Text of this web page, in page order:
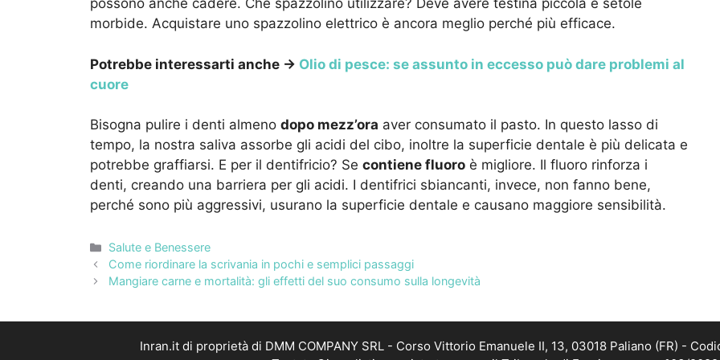
possono anche cadere. Che spazzolino utilizzare? Deve avere testina piccola e setole
morbide. Acquistare uno spazzolino elettrico è ancora meglio perché più efficace.
Potrebbe interessarti anche → Olio di pesce: se assunto in eccesso può dare problemi al
cuore
Bisogna pulire i denti almeno dopo mezz’ora aver consumato il pasto. In questo lasso di
tempo, la nostra saliva assorbe gli acidi del cibo, inoltre la superficie dentale è più delicata e
potrebbe graffiarsi. E per il dentifricio? Se contiene fluoro è migliore. Il fluoro rinforza i
denti, creando una barriera per gli acidi. I dentifrici sbiancanti, invece, non fanno bene,
perché sono più aggressivi, usurano la superficie dentale e causano maggiore sensibilità.
Categorie
Salute e Benessere
Come riordinare la scrivania in pochi e semplici passaggi
Mangiare carne e mortalità: gli effetti del suo consumo sulla longevità
Inran.it di proprietà di DMM COMPANY SRL - Corso Vittorio Emanuele II, 13, 03018 Paliano (FR) -